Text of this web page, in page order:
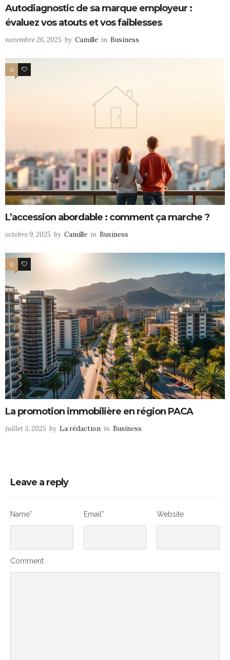
Autodiagnostic de sa marque employeur :
évaluez vos atouts et vos faiblesses
novembre 26, 2025 by Camille in Business
0 0
L’accession abordable : comment ça marche ?
octobre 9, 2025 by Camille in Business
0 0
La promotion immobilière en région PACA
juillet 3, 2025 by La rédaction in Business
Leave a reply
Name* Email* Website
Comment